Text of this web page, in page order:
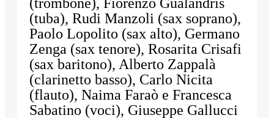
(tuba), Rudi Manzoli (sax soprano),
Paolo Lopolito (sax alto), Germano
Zenga (sax tenore), Rosarita Crisafi
(sax baritono), Alberto Zappalà
(clarinetto basso), Carlo Nicita
(flauto), Naima Faraò e Francesca
Sabatino (voci), Giuseppe Gallucci